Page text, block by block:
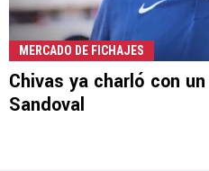
MERCADO DE FICHAJES
Chivas ya charló con
Sandoval